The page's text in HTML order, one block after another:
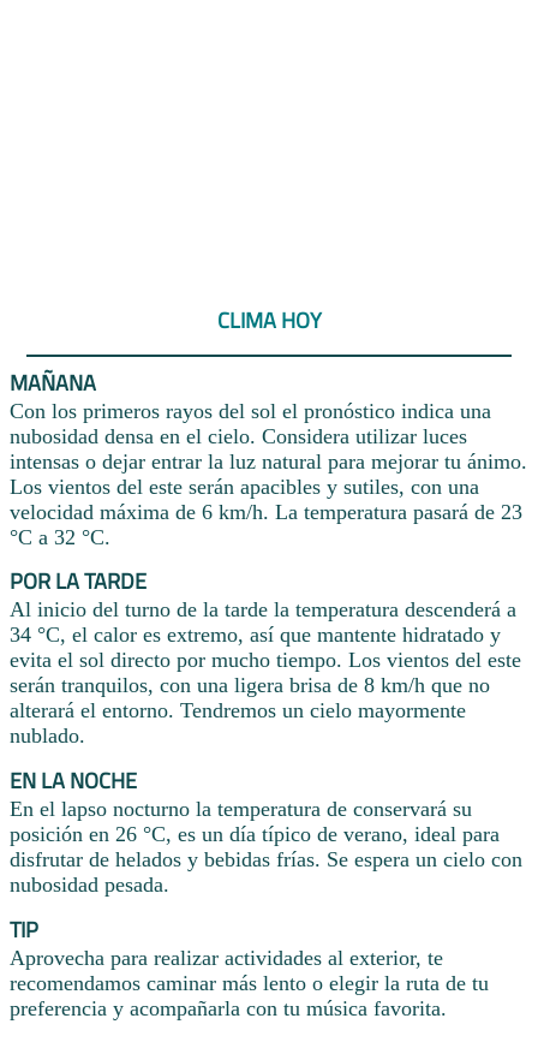
CLIMA HOY
MAÑANA
Con los primeros rayos del sol el pronóstico indica una
nubosidad densa en el cielo. Considera utilizar luces
intensas o dejar entrar la luz natural para mejorar tu ánimo.
Los vientos del este serán apacibles y sutiles, con una
velocidad máxima de 6 km/h. La temperatura pasará de 23
°C a 32 °C.
POR LA TARDE
Al inicio del turno de la tarde la temperatura descenderá a
34 °C, el calor es extremo, así que mantente hidratado y
evita el sol directo por mucho tiempo. Los vientos del este
serán tranquilos, con una ligera brisa de 8 km/h que no
alterará el entorno. Tendremos un cielo mayormente
nublado.
EN LA NOCHE
En el lapso nocturno la temperatura de conservará su
posición en 26 °C, es un día típico de verano, ideal para
disfrutar de helados y bebidas frías. Se espera un cielo con
nubosidad pesada.
TIP
Aprovecha para realizar actividades al exterior, te
recomendamos caminar más lento o elegir la ruta de tu
preferencia y acompañarla con tu música favorita.